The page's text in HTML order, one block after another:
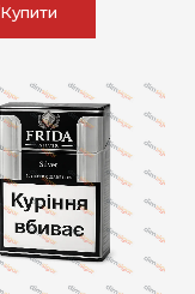
Купити